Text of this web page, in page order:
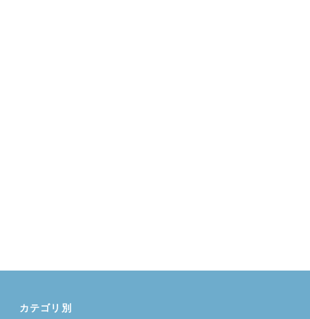
カテゴリ別